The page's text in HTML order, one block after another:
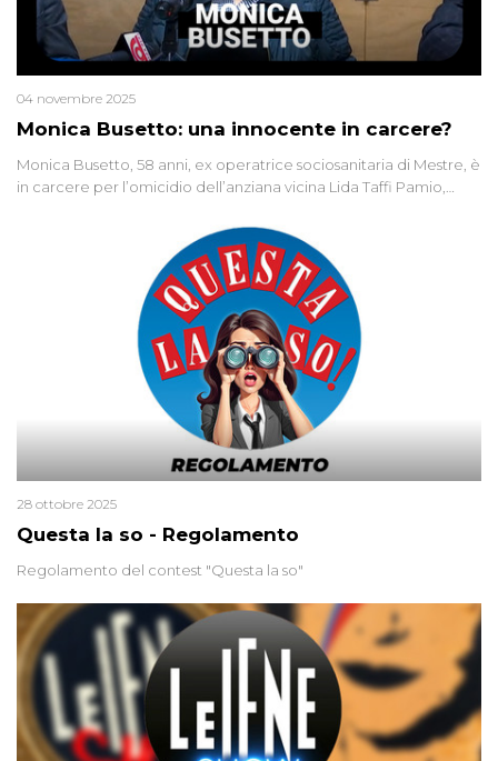
Monica Busetto: una innocente in carcere?
04 novembre 2025
Monica Busetto, 58 anni, ex operatrice sociosanitaria di Mestre, è
in carcere per l’omicidio dell’anziana vicina Lida Taffi Pamio,
minuscola su una collanina, Monica si proclama innocente. Nel
2015 un’altra donna confessa lo stesso delitto, poi ritratta. Due
colpevoli per un solo omicidio: errore giudiziario o giustizia
Questa la so - Regolamento
28 ottobre 2025
Regolamento del contest "Questa la so"